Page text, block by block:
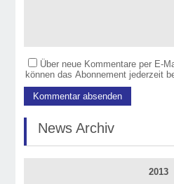
Über neue Kommentare per E-
können das Abonnement jederzeit
News Archiv
2013